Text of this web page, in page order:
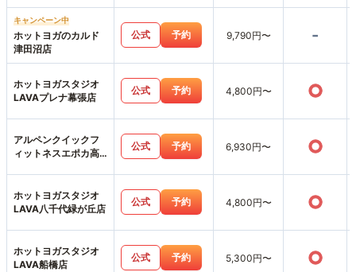
キャンペーン中
ホットヨガのカルド
津田沼店
公式 予約 9,790円〜 -
ホットヨガスタジオ
LAVAプレナ幕張店
公式 予約 4,800円〜 ○
アルペンクイックフ
ィットネスエポカ高
公式 予約 6,930円〜 ○
ホットヨガスタジオ
LAVA八千代緑が丘店
公式 予約 4,800円〜 ○
ホットヨガスタジオ
LAVA船橋店
公式 予約 5,300円〜 ○